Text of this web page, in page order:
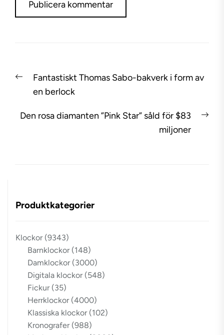
Previous
post:
Fantastiskt Thomas Sabo-bakverk i form av
en berlock
Den rosa diamanten ”Pink Star” såld för $83
miljoner
Produktkategorier
Klockor (9343)
Barnklockor (148)
Damklockor (3000)
Digitala klockor (548)
Fickur (35)
Herrklockor (4000)
Klassiska klockor (102)
Kronografer (988)